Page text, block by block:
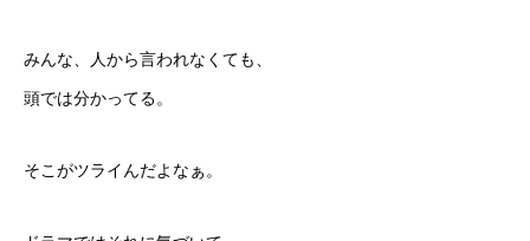
みんな、人から言われなくても、
頭では分かってる。
そこがツライんだよなぁ。